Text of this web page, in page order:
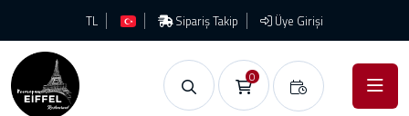
TL Sipariş Takip Üye Girişi
0